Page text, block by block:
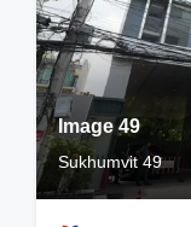
Image 49
Sukhumvit 49